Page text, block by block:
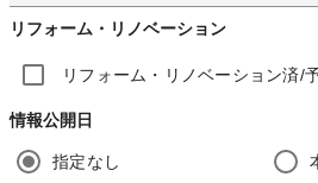
リフォーム・リノベーション
リフォーム・リノベーション済/
情報公開日
指定なし